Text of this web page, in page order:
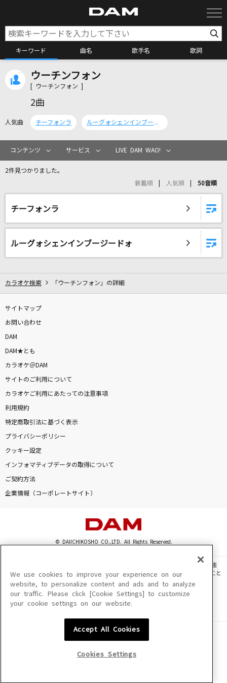
キーワード 曲名 歌手名 歌詞
カラオケ検索
カラオケリクエスト
リアルタイムで歌われている曲の一覧
BONBON GiRL
SARM
REIKO
[生音]女の荒波
キム・ヨンジャ
エリート
[生音]君の知らない物語
supercell
[生音]水平線
back number
ドラマツルギー
風たちの声
RADWIMPS
カラオケ最新情報をチェック！
ウーチンフォン
[ ウーチンフォン ]
2曲
人気曲 チーフォンラ ルーグォシェンインブージードォ
コンテンツ サービス LIVE DAM WAO!
2件見つかりました。
新着順 人気順 50音順
チーフォンラ
ルーグォシェンインブージードォ
カラオケ検索 「ウーチンフォン」の詳細
サイトマップ
お問い合わせ
DAM
DAM★とも
カラオケ＠DAM
サイトのご利用について
カラオケご利用にあたっての注意事項
利用規約
特定商取引法に基づく表示
プライバシーポリシー
クッキー設定
インフォマティブデータの取得について
ご契約方法
企業情報（コーポレートサイト）
© DAIICHIKOSHO CO.,LTD. All Rights Reserved.
このサイトに掲載されている一切の文章・画像・写真・動画・音声等を、手段や形態
を問わず、著作権法の定める範囲を超えて無断で複製、転載、ファイル化などすること
を禁じます。
楽曲及びコンテンツは、機種によりご利用いただけない場合があります。
楽曲及びコンテンツの配信日、配信内容が変更になる場合があります。
We use cookies to improve your experience on our
website, to personalize content and ads and to analyze
our traffic. Please click [Cookie Settings] to customize
your cookie settings on our website.
Accept All Cookies
Cookies Settings